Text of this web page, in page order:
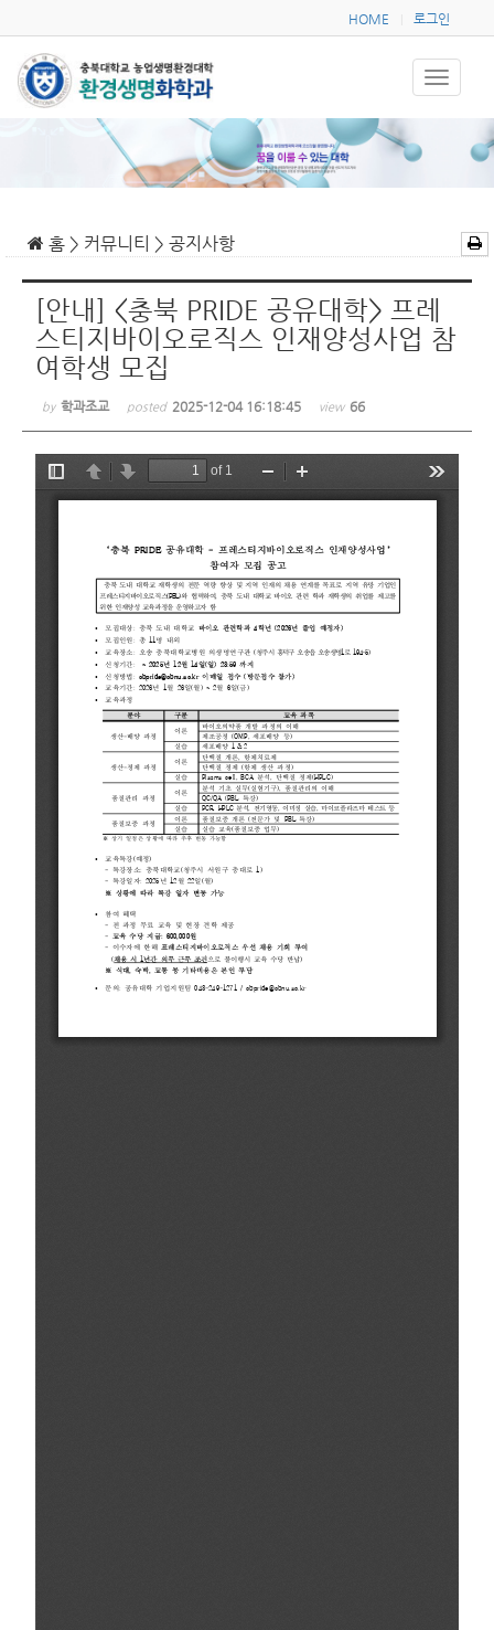
HOME 로그인
홈 > 커뮤니티 > 공지사항
[안내] <충북 PRIDE 공유대학> 프레
스티지바이오로직스 인재양성사업 참
여학생 모집
by 학과조교 posted 2025-12-04 16:18:45 view 66